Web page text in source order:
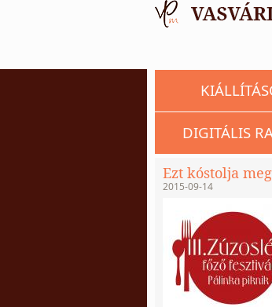
DIGITÁLIS
Ezt kóstolja
2015-09-14